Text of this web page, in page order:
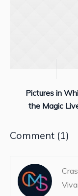
Pictures in
the Magic
Comment (1)